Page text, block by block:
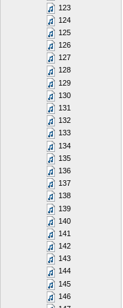
123
124
125
126
127
128
129
130
131
132
133
134
135
136
137
138
139
140
141
142
143
144
145
146